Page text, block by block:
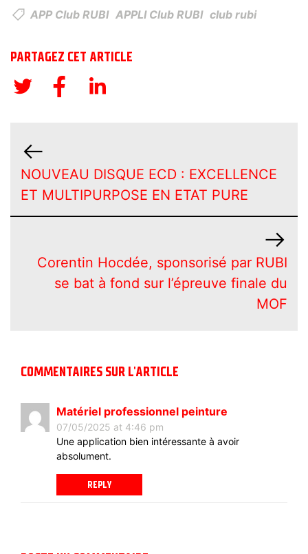
APP Club RUBI APPLI Club RUBI club rubi
PARTAGEZ CET ARTICLE
NOUVEAU DISQUE ECD : EXCELLENCE
ET MULTIPURPOSE EN ETAT PURE
Corentin Hocdée, sponsorisé par RUBI
se bat à fond sur l’épreuve finale du
MOF
COMMENTAIRES SUR L'ARTICLE
Matériel professionnel peinture
07/05/2025 at 4:46 pm
Une application bien intéressante à avoir
absolument.
REPLY